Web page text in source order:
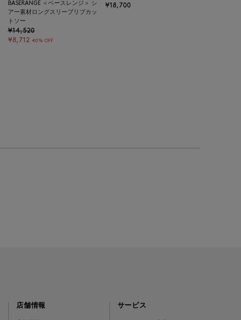
BASERANGE ＜ベースレンジ＞ シ
アー素材ロングスリーブリブカッ
トソー
¥14,520
¥8,712 40% OFF
¥18,700
店舗情報 サービス